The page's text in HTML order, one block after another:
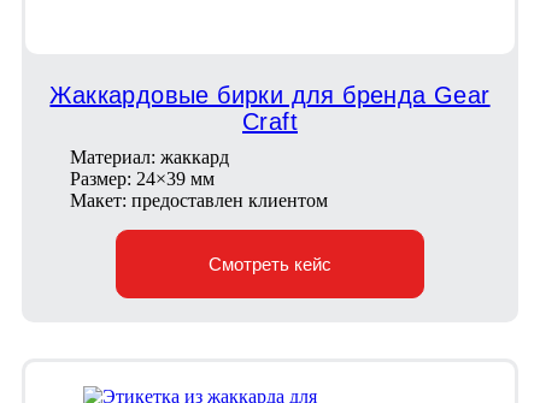
Жаккардовые бирки для бренда Gear
Craft
Материал: жаккард
Размер: 24×39 мм
Макет: предоставлен клиентом
Смотреть кейс